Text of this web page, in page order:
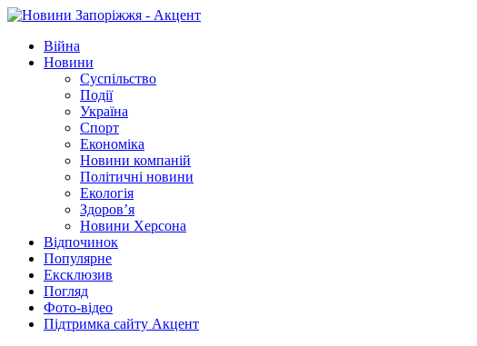
Війна
Новини
Суспільство
Події
Україна
Спорт
Економіка
Новини компаній
Політичні новини
Екологія
Здоров’я
Новини Херсона
Відпочинок
Популярне
Ексклюзив
Погляд
Фото-відео
Підтримка сайту Акцент